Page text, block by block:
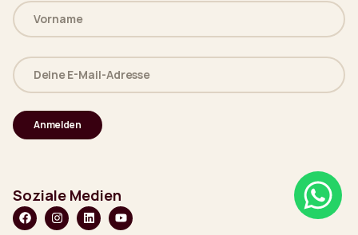
Name
(erforderlich)
Deine
E-
Mail-
(erforderlich)
Soziale Medien